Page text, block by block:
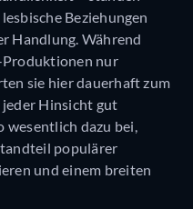
Beziehungen
Handlung. Während
Produktionen nur
sie hier dauerhaft zum
jeder Hinsicht gut
wesentlich dazu bei,
populärer
und einem breiten